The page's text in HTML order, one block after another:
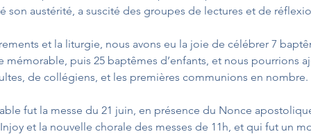
son austérité, a suscité des groupes de lectures et de
et la liturgie, nous avons eu la joie de célébrer 7
mémorable, puis 25 baptêmes d’enfants, et nous pourrions
de collégiens, et les premières communions en nombre.
fut la messe du 21 juin, en présence du Nonce
et la nouvelle chorale des messes de 11h, et qui fut un